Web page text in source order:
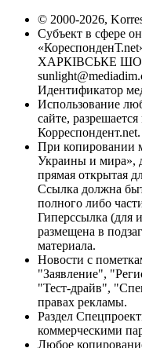
© 2000-2026,
Субъект в сфере
ХАРКІВСЬКЕ
Идентификатор
Использование
сайте,
Корреспондент.net.
При копировании
Украины и мира»,
прямая открытая
Ссылка должна
полного либо
Гиперссылка (для
размещена в
материала.
Новости с
"Заявление",
"Тест-драйв",
правах рекламы.
Раздел
коммерческими
Любое